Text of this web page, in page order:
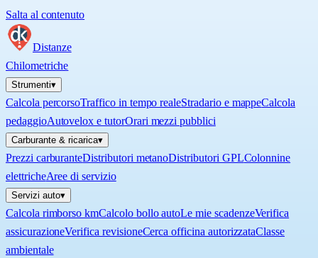
Salta al contenuto
Distanze
Chilometriche
Strumenti▾
Calcola percorsoTraffico in tempo realeStradario e mappeCalcola
pedaggioAutovelox e tutorOrari mezzi pubblici
Carburante & ricarica▾
Prezzi carburanteDistributori metanoDistributori GPLColonnine
elettricheAree di servizio
Servizi auto▾
Calcola rimborso kmCalcolo bollo autoLe mie scadenzeVerifica
assicurazioneVerifica revisioneCerca officina autorizzataClasse
ambientale